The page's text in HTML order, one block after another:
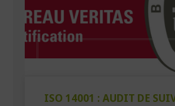
ISO 14001 : AUDIT DE